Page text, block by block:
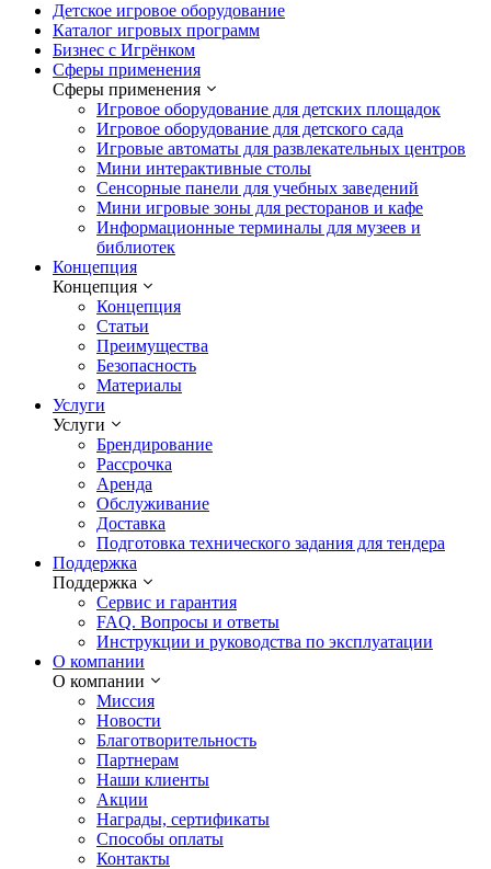
Детское игровое оборудование
Каталог игровых программ
Бизнес с Игрёнком
Сферы применения
Сферы применения
Игровое оборудование для детских площадок
Игровое оборудование для детского сада
Игровые автоматы для развлекательных центров
Мини интерактивные столы
Сенсорные панели для учебных заведений
Мини игровые зоны для ресторанов и кафе
Информационные терминалы для музеев и
библиотек
Концепция
Концепция
Концепция
Статьи
Преимущества
Безопасность
Материалы
Услуги
Услуги
Брендирование
Рассрочка
Аренда
Обслуживание
Доставка
Подготовка технического задания для тендера
Поддержка
Поддержка
Сервис и гарантия
FAQ. Вопросы и ответы
Инструкции и руководства по эксплуатации
О компании
О компании
Миссия
Новости
Благотворительность
Партнерам
Наши клиенты
Акции
Награды, сертификаты
Способы оплаты
Контакты